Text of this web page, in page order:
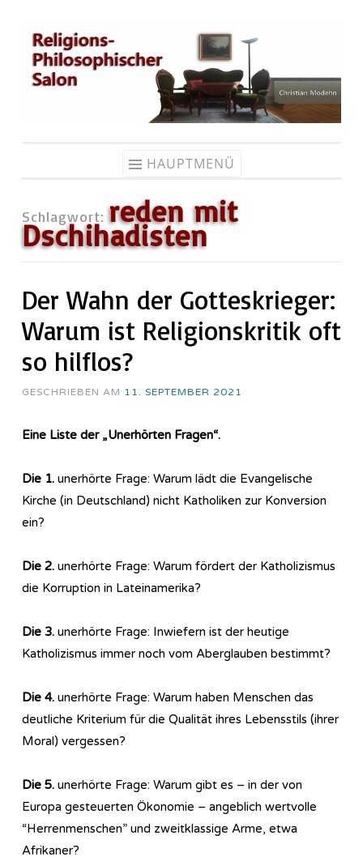
Zum
Inhalt
springen
HAUPTMENÜ
Schlagwort: reden mit
Dschihadisten
Der Wahn der Gotteskrieger:
Warum ist Religionskritik oft
so hilflos?
GESCHRIEBEN AM 11. SEPTEMBER 2021
Eine Liste der „Unerhörten Fragen“.
Die 1. unerhörte Frage: Warum lädt die Evangelische
Kirche (in Deutschland) nicht Katholiken zur Konversion
ein?
Die 2. unerhörte Frage: Warum fördert der Katholizismus
die Korruption in Lateinamerika?
Die 3. unerhörte Frage: Inwiefern ist der heutige
Katholizismus immer noch vom Aberglauben bestimmt?
Die 4. unerhörte Frage: Warum haben Menschen das
deutliche Kriterium für die Qualität ihres Lebensstils (ihrer
Moral) vergessen?
Die 5. unerhörte Frage: Warum gibt es – in der von
Europa gesteuerten Ökonomie – angeblich wertvolle
“Herrenmenschen” und zweitklassige Arme, etwa
Afrikaner?